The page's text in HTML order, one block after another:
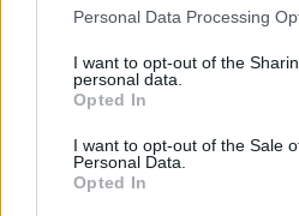
Please note that this website/app
not limited to your visit or usage
grant or deny consent to Google
use your data for below specified
consent section.
Personal Data Processing
I want to opt-out of the
personal data.
Opted In
I want to opt-out of the Sale
Personal Data.
Opted In